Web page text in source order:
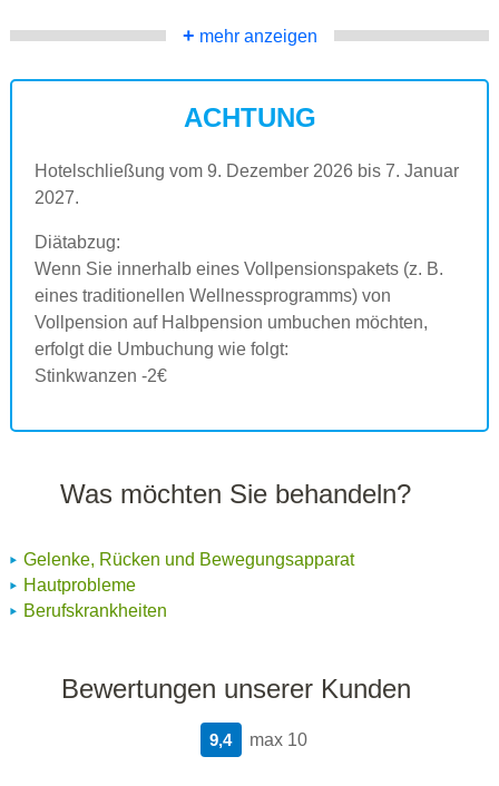
+ mehr anzeigen
ACHTUNG
Hotelschließung vom 9. Dezember 2026 bis 7. Januar
2027.
Diätabzug:
Wenn Sie innerhalb eines Vollpensionspakets (z. B.
eines traditionellen Wellnessprogramms) von
Vollpension auf Halbpension umbuchen möchten,
erfolgt die Umbuchung wie folgt:
Stinkwanzen -2€
Was möchten Sie behandeln?
Gelenke, Rücken und Bewegungsapparat
Hautprobleme
Berufskrankheiten
Bewertungen unserer Kunden
max 10
9,4